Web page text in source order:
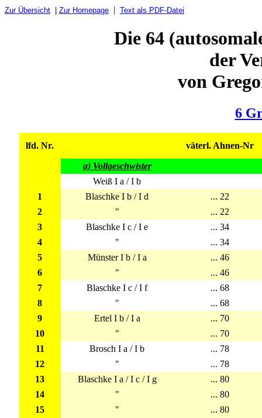
Zur Übersicht Zur Homepage | Text als PDF-Datei
Die 64
der
von
6
lfd. Nr. väterl. Ahnen-Nr
a) Vollgeschwister
Weiß I a / I b
1
Blaschke I b / I d
... 22
2
"
... 22
3
Blaschke I c / I e
... 34
4
"
... 34
5
Münster I b / I a
... 46
6
"
... 46
7
Blaschke I c / I f
... 68
8
"
... 68
9
Ertel I b / I a
... 70
10
"
... 70
11
Brosch I a / I b
... 78
12
"
... 78
13
Blaschke I a / I c / I g
... 80
14
"
... 80
15
"
... 80